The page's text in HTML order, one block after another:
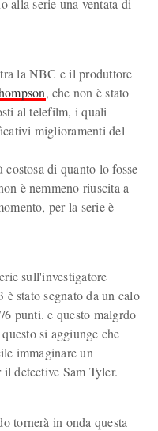
alla serie una ventata di
la NBC e il produttore
, che non è stato
al telefilm, i quali
miglioramenti del
di quanto lo fosse
è nemmeno riuscita a
per la serie è
sull'investigatore
stato segnato da un calo
punti. e questo malgrdo
si aggiunge che
immaginare un
detective Sam Tyler.
tornerà in onda questa